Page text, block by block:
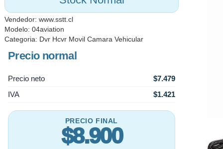
Vendedor: www.sstt.cl
Modelo: 04aviation
Categoria: Dvr Hcvr Movil Camara Vehicular
Precio normal
Precio neto
$7.479
IVA
$1.421
PRECIO FINAL
$8.900